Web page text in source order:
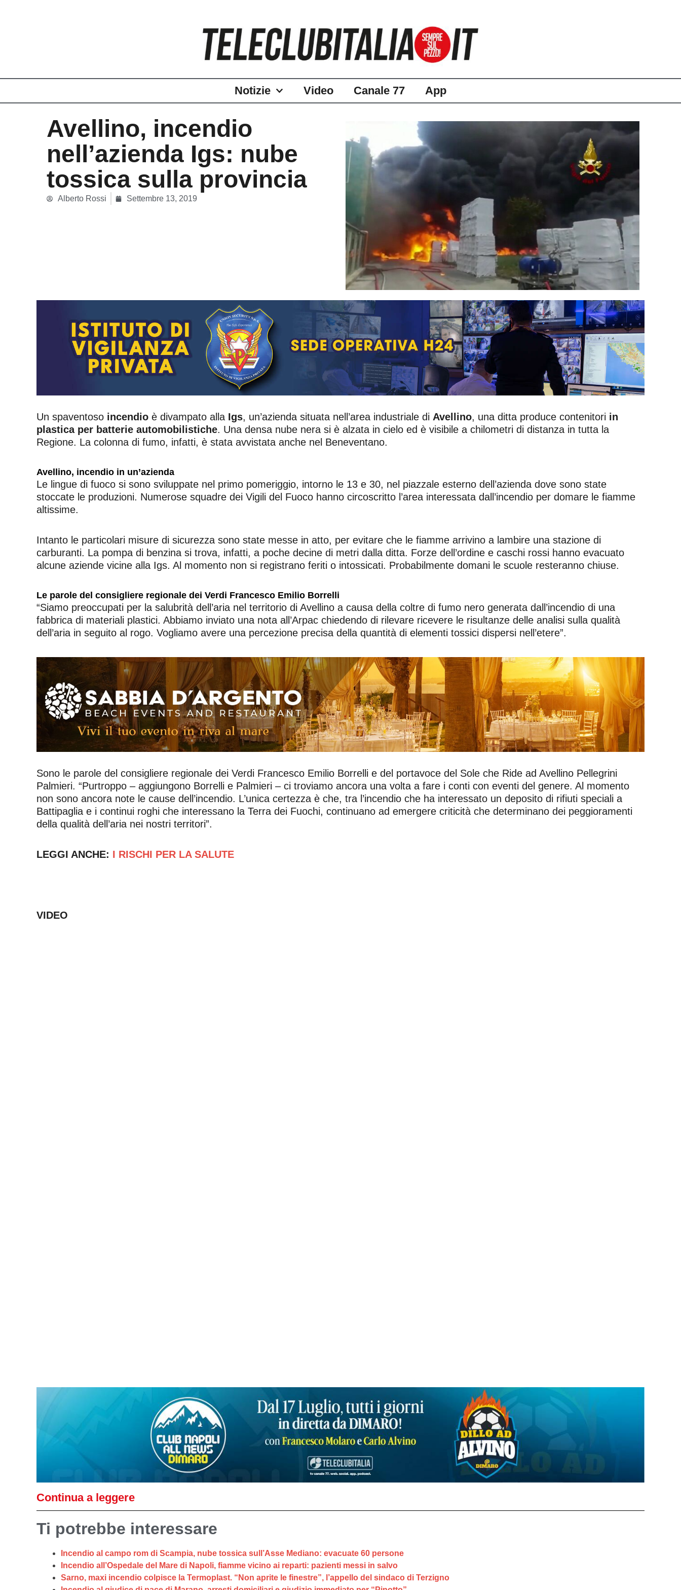
Notizie Video Canale 77 App
Avellino, incendio
nell’azienda Igs: nube
tossica sulla provincia
Alberto Rossi Settembre 13, 2019
Un spaventoso incendio è divampato alla Igs, un’azienda situata nell’area industriale di Avellino, una ditta produce contenitori in
plastica per batterie automobilistiche. Una densa nube nera si è alzata in cielo ed è visibile a chilometri di distanza in tutta la
Regione. La colonna di fumo, infatti, è stata avvistata anche nel Beneventano.
Avellino, incendio in un’azienda
Le lingue di fuoco si sono sviluppate nel primo pomeriggio, intorno le 13 e 30, nel piazzale esterno dell’azienda dove sono state
stoccate le produzioni. Numerose squadre dei Vigili del Fuoco hanno circoscritto l’area interessata dall’incendio per domare le fiamme
altissime.
Intanto le particolari misure di sicurezza sono state messe in atto, per evitare che le fiamme arrivino a lambire una stazione di
carburanti. La pompa di benzina si trova, infatti, a poche decine di metri dalla ditta. Forze dell’ordine e caschi rossi hanno evacuato
alcune aziende vicine alla Igs. Al momento non si registrano feriti o intossicati. Probabilmente domani le scuole resteranno chiuse.
Le parole del consigliere regionale dei Verdi Francesco Emilio Borrelli
“Siamo preoccupati per la salubrità dell’aria nel territorio di Avellino a causa della coltre di fumo nero generata dall’incendio di una
fabbrica di materiali plastici. Abbiamo inviato una nota all’Arpac chiedendo di rilevare ricevere le risultanze delle analisi sulla qualità
dell’aria in seguito al rogo. Vogliamo avere una percezione precisa della quantità di elementi tossici dispersi nell’etere”.
Sono le parole del consigliere regionale dei Verdi Francesco Emilio Borrelli e del portavoce del Sole che Ride ad Avellino Pellegrini
Palmieri. “Purtroppo – aggiungono Borrelli e Palmieri – ci troviamo ancora una volta a fare i conti con eventi del genere. Al momento
non sono ancora note le cause dell’incendio. L’unica certezza è che, tra l’incendio che ha interessato un deposito di rifiuti speciali a
Battipaglia e i continui roghi che interessano la Terra dei Fuochi, continuano ad emergere criticità che determinano dei peggioramenti
della qualità dell’aria nei nostri territori”.
LEGGI ANCHE: I RISCHI PER LA SALUTE
VIDEO
Continua a leggere
Ti potrebbe interessare
Incendio al campo rom di Scampia, nube tossica sull’Asse Mediano: evacuate 60 persone
Incendio all’Ospedale del Mare di Napoli, fiamme vicino ai reparti: pazienti messi in salvo
Sarno, maxi incendio colpisce la Termoplast. “Non aprite le finestre”, l’appello del sindaco di Terzigno